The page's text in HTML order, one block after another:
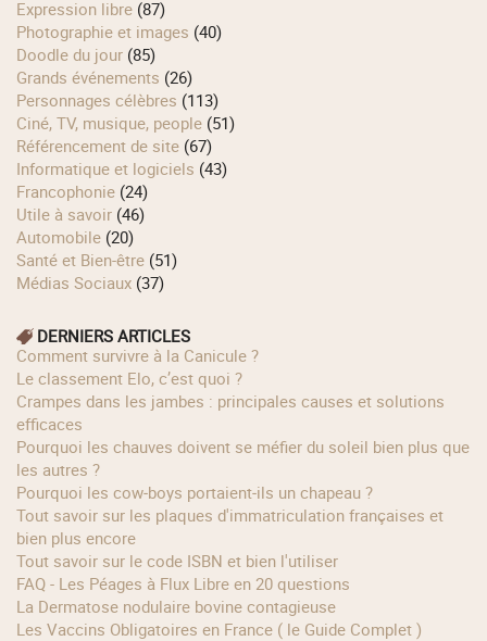
Expression libre (87)
Photographie et images (40)
Doodle du jour (85)
Grands événements (26)
Personnages célèbres (113)
Ciné, TV, musique, people (51)
Référencement de site (67)
Informatique et logiciels (43)
Francophonie (24)
Utile à savoir (46)
Automobile (20)
Santé et Bien-être (51)
Médias Sociaux (37)
DERNIERS ARTICLES
Comment survivre à la Canicule ?
Le classement Elo, c’est quoi ?
Crampes dans les jambes : principales causes et solutions
efficaces
Pourquoi les chauves doivent se méfier du soleil bien plus que
les autres ?
Pourquoi les cow‑boys portaient‑ils un chapeau ?
Tout savoir sur les plaques d'immatriculation françaises et
bien plus encore
Tout savoir sur le code ISBN et bien l'utiliser
FAQ - Les Péages à Flux Libre en 20 questions
La Dermatose nodulaire bovine contagieuse
Les Vaccins Obligatoires en France ( le Guide Complet )